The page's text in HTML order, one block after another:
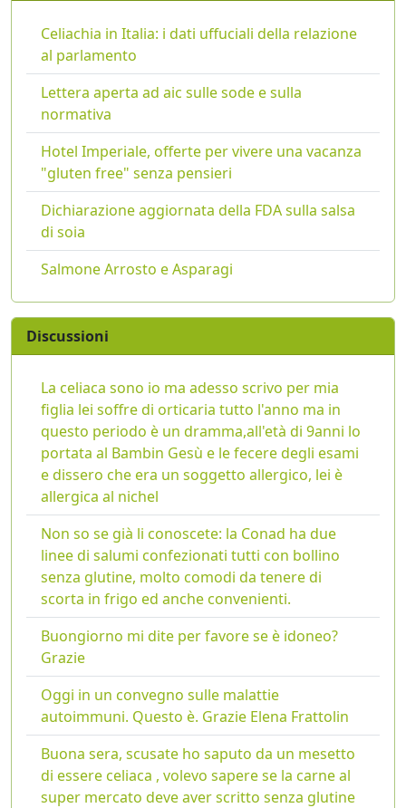
Celiachia in Italia: i dati uffuciali della relazione
al parlamento
Lettera aperta ad aic sulle sode e sulla
normativa
Hotel Imperiale, offerte per vivere una vacanza
"gluten free" senza pensieri
Dichiarazione aggiornata della FDA sulla salsa
di soia
Salmone Arrosto e Asparagi
Discussioni
La celiaca sono io ma adesso scrivo per mia
figlia lei soffre di orticaria tutto l'anno ma in
questo periodo è un dramma,all'età di 9anni lo
portata al Bambin Gesù e le fecere degli esami
e dissero che era un soggetto allergico, lei è
allergica al nichel
Non so se già li conoscete: la Conad ha due
linee di salumi confezionati tutti con bollino
senza glutine, molto comodi da tenere di
scorta in frigo ed anche convenienti.
Buongiorno mi dite per favore se è idoneo?
Grazie
Oggi in un convegno sulle malattie
autoimmuni. Questo è. Grazie Elena Frattolin
Buona sera, scusate ho saputo da un mesetto
di essere celiaca , volevo sapere se la carne al
super mercato deve aver scritto senza glutine